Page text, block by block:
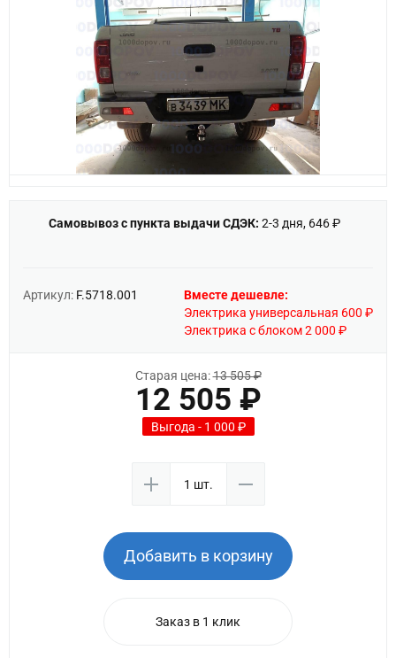
Самовывоз с пункта выдачи СДЭК: 2-3 дня, 646 ₽
Артикул: F.5718.001
Вместе дешевле:
Электрика универсальная 600 ₽
Электрика с блоком 2 000 ₽
Старая цена:13 505 ₽
12 505 ₽
Выгода - 1 000 ₽
Добавить в корзину
Заказ в 1 клик